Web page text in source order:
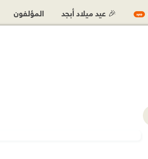
جديد 🎉 عيد ميلاد أبجد المؤلفون